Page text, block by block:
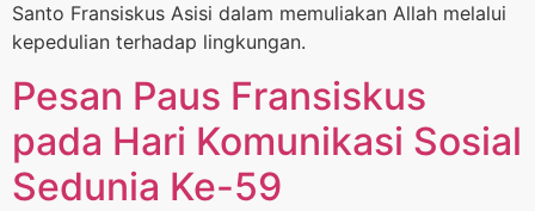
Santo Fransiskus Asisi dalam memuliakan Allah melalui
kepedulian terhadap lingkungan.
Pesan Paus Fransiskus
pada Hari Komunikasi Sosial
Sedunia Ke-59